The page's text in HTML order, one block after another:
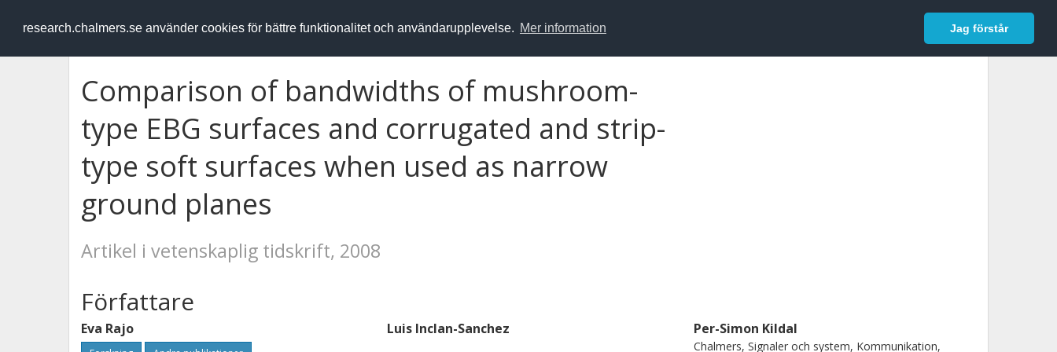
research.chalmers.se använder cookies för bättre funktionalitet och användarupplevelse. Mer information Jag förstår
RESEARCH.chalmers.se Logga in
Comparison of bandwidths of mushroom-
type EBG surfaces and corrugated and strip-
type soft surfaces when used as narrow
ground planes
Artikel i vetenskaplig tidskrift, 2008
Författare
Eva Rajo Luis Inclan-Sanchez Per-Simon Kildal
Chalmers, Signaler och system, Kommunikation,